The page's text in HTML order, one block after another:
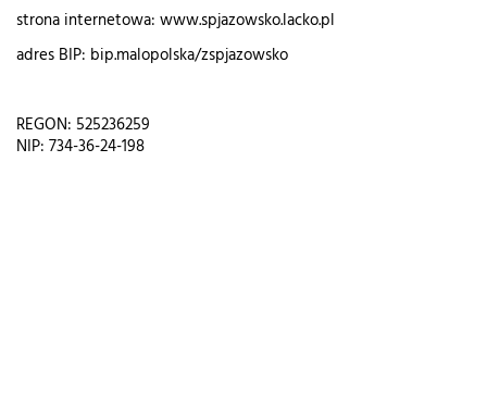
strona internetowa: www.spjazowsko.lacko.pl
adres BIP: bip.malopolska/zspjazowsko
REGON: 525236259
NIP: 734-36-24-198